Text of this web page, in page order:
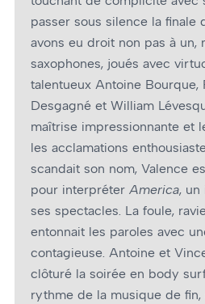
passer sous silence la finale
avons eu droit non pas à un,
saxophones, joués avec
talentueux Antoine Bourque,
Desgagné et William
maîtrise impressionnante et
les acclamations
scandait son nom, Valence
pour interpréter America, un
ses spectacles. La foule,
entonnait les paroles avec
contagieuse. Antoine et
clôturé la soirée en body
rythme de la musique de